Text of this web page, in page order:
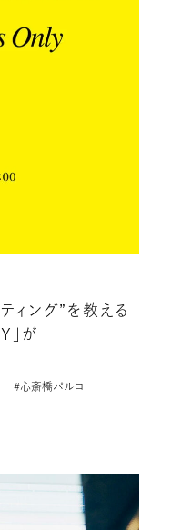
ィング”を教える
」が
#心斎橋パルコ